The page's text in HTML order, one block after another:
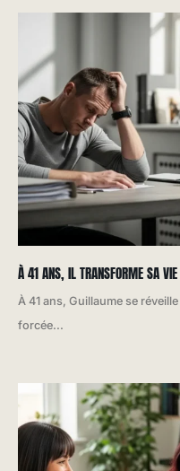
À 41 ANS, IL TRANSFORME SA
À 41 ans, Guillaume se
forcée...